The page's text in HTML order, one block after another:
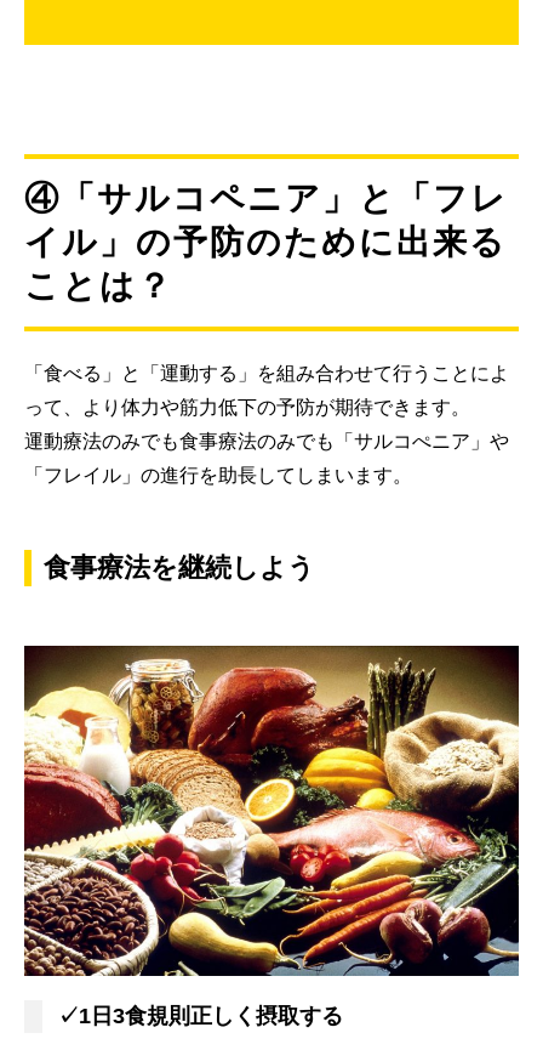
④「サルコペニア」と「フレ
イル」の予防のために出来る
ことは？
「食べる」と「運動する」を組み合わせて行うことによ
って、より体力や筋力低下の予防が期待できます。
運動療法のみでも食事療法のみでも「サルコぺニア」や
「フレイル」の進行を助長してしまいます。
食事療法を継続しよう
✓1日3食規則正しく摂取する